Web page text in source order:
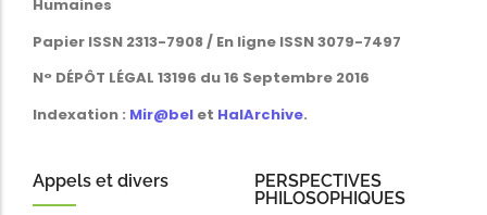
Humaines
Papier ISSN 2313-7908 / En ligne ISSN 3079-7497
N° DÉPÔT LÉGAL 13196 du 16 Septembre 2016
Indexation : Mir@bel et HalArchive.
Appels et divers
PERSPECTIVES
PHILOSOPHIQUES